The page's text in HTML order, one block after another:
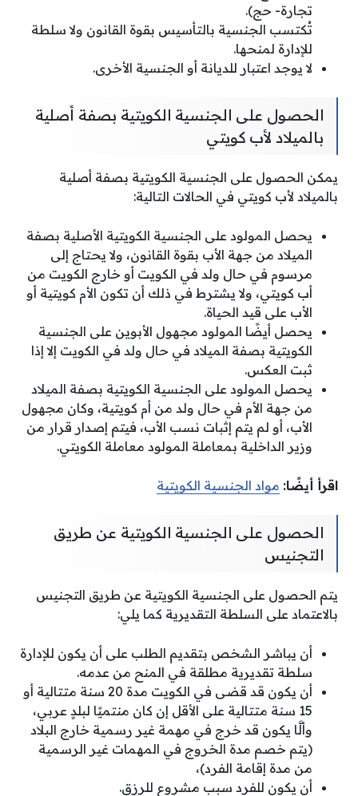
تجارة- حج).
تُكتسب الجنسية بالتأسيس بقوة القانون ولا سلطة
للإدارة لمنحها.
لا يوجد اعتبار للديانة أو الجنسية الأخرى.
الحصول على الجنسية الكويتية بصفة أصلية
بالميلاد لأب كويتي
يمكن الحصول على الجنسية الكويتية بصفة أصلية
بالميلاد لأب كويتي في الحالات التالية:
يحصل المولود على الجنسية الكويتية الأصلية بصفة
الميلاد من جهة الأب بقوة القانون، ولا يحتاج إلى
مرسوم في حال ولد في الكويت أو خارج الكويت من
أب كويتي، ولا يشترط في ذلك أن تكون الأم كويتية أو
الأب على قيد الحياة.
يحصل أيضًا المولود مجهول الأبوين على الجنسية
الكويتية بصفة الميلاد في حال ولد في الكويت إلا إذا
ثبت العكس.
يحصل المولود على الجنسية الكويتية بصفة الميلاد
من جهة الأم في حال ولد من أم كويتية، وكان مجهول
الأب، أو لم يتم إثبات نسب الأب، فيتم إصدار قرار من
وزير الداخلية بمعاملة المولود معاملة الكويتي.
اقرأ أيضًا: مواد الجنسية الكويتية
الحصول على الجنسية الكويتية عن طريق
التجنيس
يتم الحصول على الجنسية الكويتية عن طريق التجنيس
بالاعتماد على السلطة التقديرية كما يلي:
أن يباشر الشخص بتقديم الطلب على أن يكون للإدارة
سلطة تقديرية مطلقة في المنح من عدمه.
أن يكون قد قضى في الكويت مدة 20 سنة متتالية أو
15 سنة متتالية على الأقل إن كان منتميًا لبلدٍ عربي،
وألَّا يكون قد خرج في مهمة غير رسمية خارج البلاد
(يتم خصم مدة الخروج في المهمات غير الرسمية
من مدة إقامة الفرد)،
أن يكون للفرد سبب مشروع للرزق.